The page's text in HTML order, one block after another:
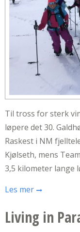
Til tross for sterk
løpere det 30.
Raskest i NM
Kjølseth, mens
3,5 kilometer lange
Les mer
Living in